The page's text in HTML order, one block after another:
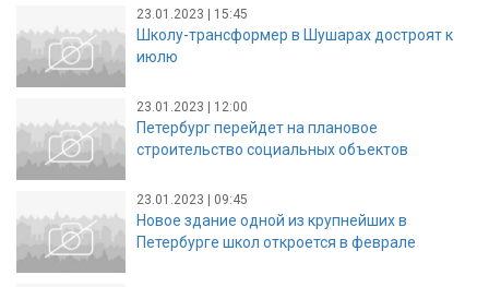
23.01.2023 | 15:45
Школу-трансформер в Шушарах достроят к
июлю
23.01.2023 | 12:00
Петербург перейдет на плановое
строительство социальных объектов
23.01.2023 | 09:45
Новое здание одной из крупнейших в
Петербурге школ откроется в феврале